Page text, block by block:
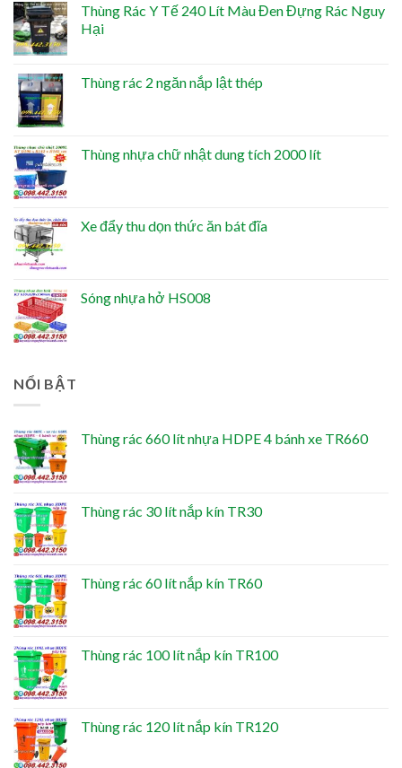
Thùng Rác Y Tế 240 Lít Màu Đen Đựng Rác Nguy
Hại
Thùng rác 2 ngăn nắp lật thép
Thùng nhựa chữ nhật dung tích 2000 lít
Xe đẩy thu dọn thức ăn bát đĩa
Sóng nhựa hở HS008
NỔI BẬT
Thùng rác 660 lít nhựa HDPE 4 bánh xe TR660
Thùng rác 30 lít nắp kín TR30
Thùng rác 60 lít nắp kín TR60
Thùng rác 100 lít nắp kín TR100
Thùng rác 120 lít nắp kín TR120